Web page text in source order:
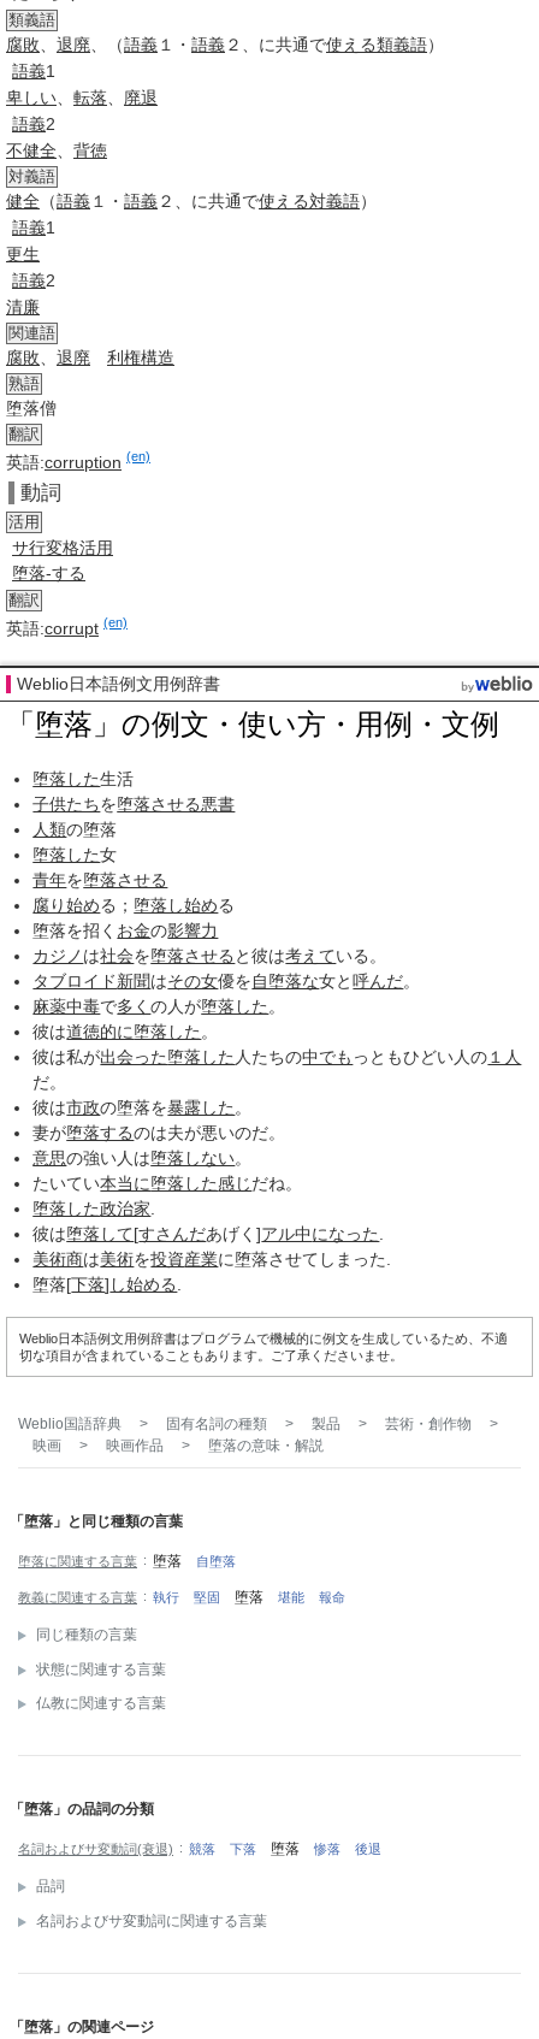
類義語
腐敗 退廃 （語義 １・ 語義２、に共通で使える類義語）
語義1
卑しい
転落
廃退
語義2
不健全
背徳
対義語
健全 （語義 １・ 語義２、に共通で使える対義語）
語義1
更生
語義2
清廉
関連語
腐敗 退廃 利権構造
熟語
堕落僧
翻訳
英語:corruption (en)
動詞
活用
サ行変格活用
堕落-する
翻訳
英語:corrupt (en)
Weblio日本語例文用例辞書
「堕落」の例文・使い方・用例・文例
堕落した生活
子供たちを堕落させる悪書
人類の堕落
堕落した女
青年を堕落させる
腐り始める； 堕落し始める
堕落を招く お金の影響力
カジノ は社会を堕落させる と彼は考えている。
タブロイド新聞はその女優を自堕落な女と呼んだ。
麻薬中毒で多くの人が堕落した 。
彼は道徳的に堕落した 。
彼は私が出会った堕落した 人たちの中でも っともひどい人の １人
だ。
彼は市政の堕落を暴露した 。
妻が堕落するのは夫が悪いのだ。
意思の強い人は堕落しない。
たいてい本当に堕落した感じだね。
堕落した政治家
彼は堕落して[すさんだあげく]アル中になった
美術商は美術を投資産業に堕落させてしまった.
堕落[下落] し始める
Weblio日本語例文用例辞書はプログラムで機械的に例文を生成しているため、不適
切な項目が含まれていることもあります。ご了承くださいませ。
Weblio国語辞典 > 固有名詞の種類 > 製品 > 芸術・創作物
>
映画
> 映画作品 > 堕落の意味・解説
「堕落」と同じ種類の言葉
堕落に関連する言葉 堕落 自堕落
教義に関連する言葉 執行 堅固 堕落 堪能 報命
同じ種類の言葉
状態に関連する言葉
仏教に関連する言葉
「堕落」の品詞の分類
名詞およびサ変動詞(衰退) 競落 下落 堕落 惨落 後退
品詞
名詞およびサ変動詞に関連する言葉
「堕落」の関連ページ